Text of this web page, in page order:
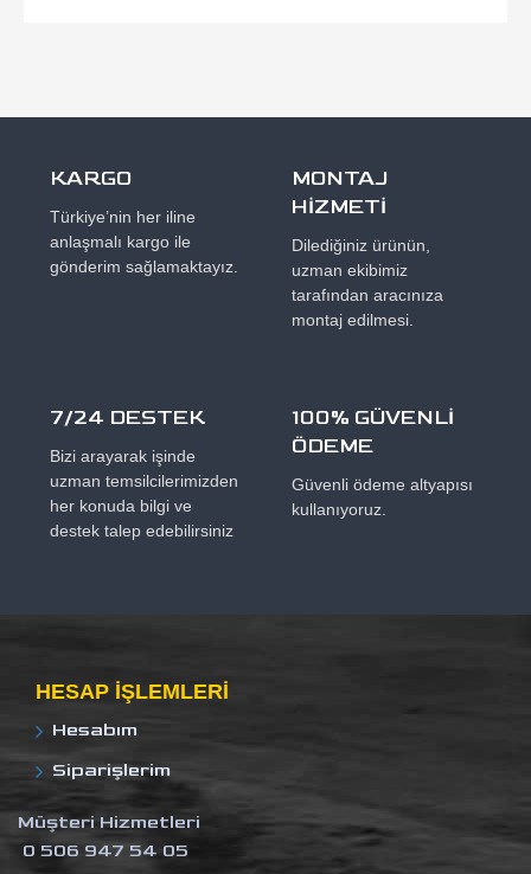
KARGO
Türkiye’nin her iline
anlaşmalı kargo ile
gönderim sağlamaktayız.
MONTAJ
HİZMETİ
Dilediğiniz ürünün,
uzman ekibimiz
tarafından aracınıza
montaj edilmesi.
7/24 DESTEK
Bizi arayarak işinde
uzman temsilcilerimizden
her konuda bilgi ve
destek talep edebilirsiniz
100% GÜVENLİ
ÖDEME
Güvenli ödeme altyapısı
kullanıyoruz.
HESAP IŞLEMLERI
Hesabım
Siparişlerim
Müşteri Hizmetleri
0 506 947 54 05